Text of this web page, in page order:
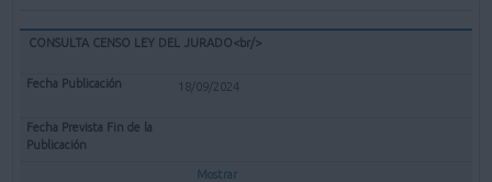
CONSULTA CENSO LEY DEL JURADO<br/>
18/09/2024
Mostrar